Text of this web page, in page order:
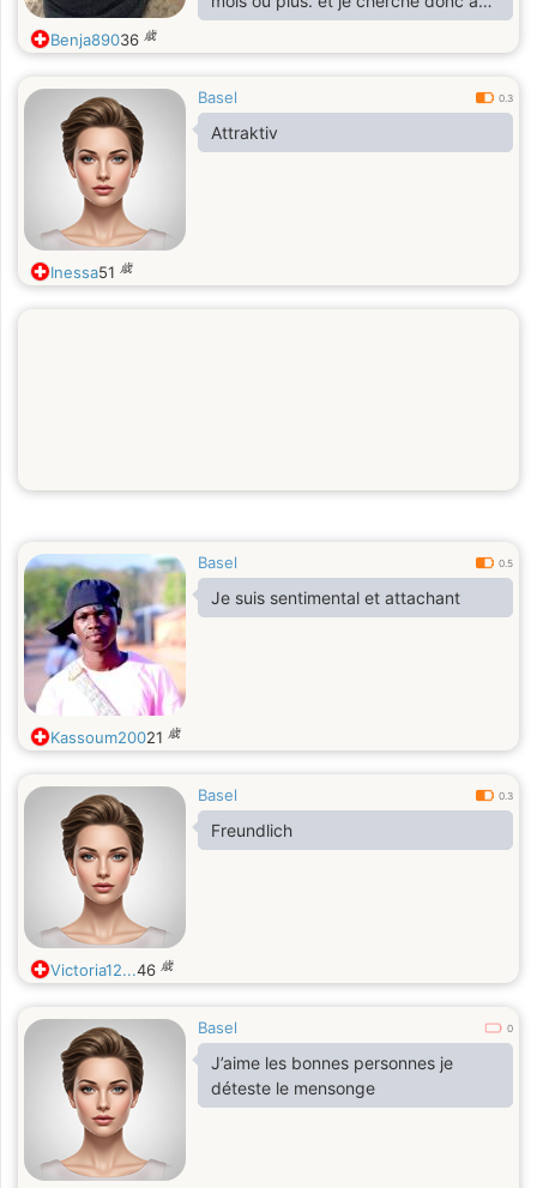
faire de nouvelles rencontres car je
ne connais encore personne. Je suis
cas de ce que l on me dit 😂)
Benja89036 歳
Basel 0.3
Attraktiv
Inessa51 歳
Basel 0.5
Je suis sentimental et attachant
Kassoum20021 歳
Basel 0.3
Freundlich
Victoria12...46 歳
Basel 0
J’aime les bonnes personnes je
déteste le mensonge